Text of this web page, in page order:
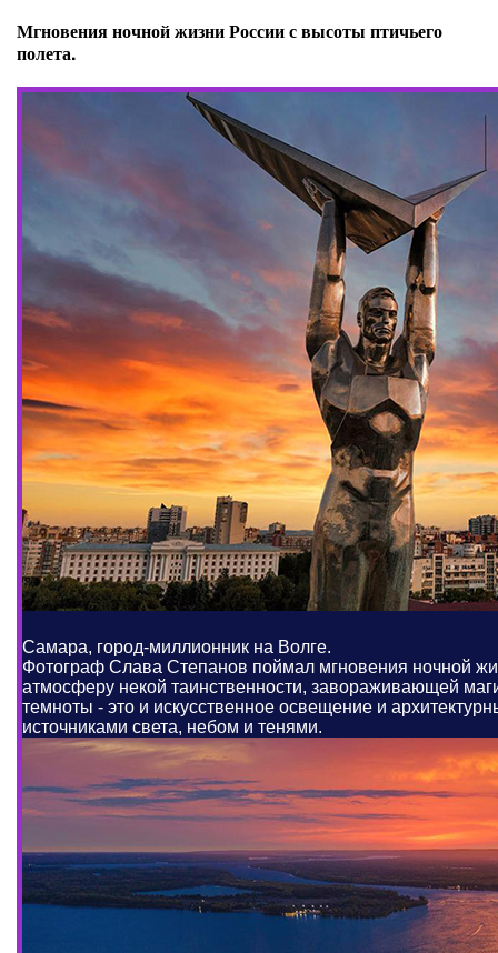
Мгновения ночной жизни России с высоты птичьего
полета.
Самара, город-миллионник на Волге.
Фотограф Слава Степанов поймал мгновения ночной
атмосферу некой таинственности, завораживающей
темноты - это и искусственное освещение и
источниками света, небом и тенями.